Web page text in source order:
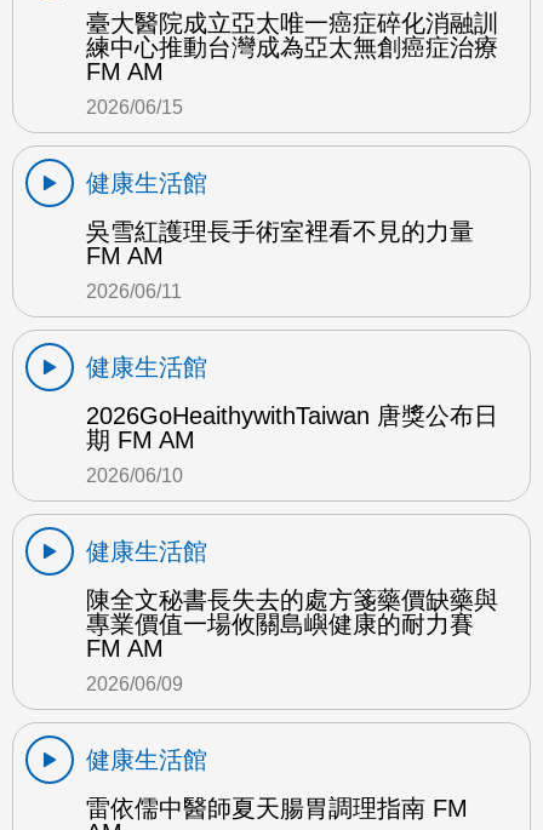
臺大醫院成立亞太唯一癌症碎化消融訓
練中心推動台灣成為亞太無創癌症治療
FM AM
2026/06/15
健康生活館
吳雪紅護理長手術室裡看不見的力量
FM AM
2026/06/11
健康生活館
2026GoHeaithywithTaiwan 唐獎公布日
期 FM AM
2026/06/10
健康生活館
陳全文秘書長失去的處方箋藥價缺藥與
專業價值一場攸關島嶼健康的耐力賽
FM AM
2026/06/09
健康生活館
雷依儒中醫師夏天腸胃調理指南 FM